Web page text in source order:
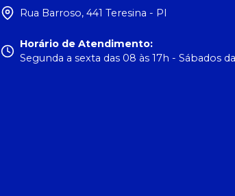
Rua Barroso, 441 Teresina - PI
Horário de Atendimento:
Segunda a sexta das 08 às 17h - Sábados